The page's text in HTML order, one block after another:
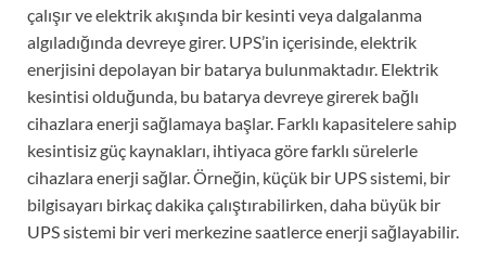
çalışır ve elektrik akışında bir kesinti veya dalgalanma
algıladığında devreye girer. UPS’in içerisinde, elektrik
enerjisini depolayan bir batarya bulunmaktadır. Elektrik
kesintisi olduğunda, bu batarya devreye girerek bağlı
cihazlara enerji sağlamaya başlar. Farklı kapasitelere sahip
kesintisiz güç kaynakları, ihtiyaca göre farklı sürelerle
cihazlara enerji sağlar. Örneğin, küçük bir UPS sistemi, bir
bilgisayarı birkaç dakika çalıştırabilirken, daha büyük bir
UPS sistemi bir veri merkezine saatlerce enerji sağlayabilir.